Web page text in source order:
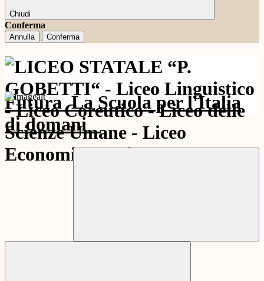
Chiudi
Conferma
Annulla Conferma
Futura La Scuola per l'Italia
di domani